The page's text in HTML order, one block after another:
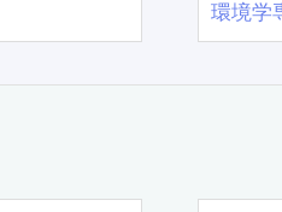
環境学